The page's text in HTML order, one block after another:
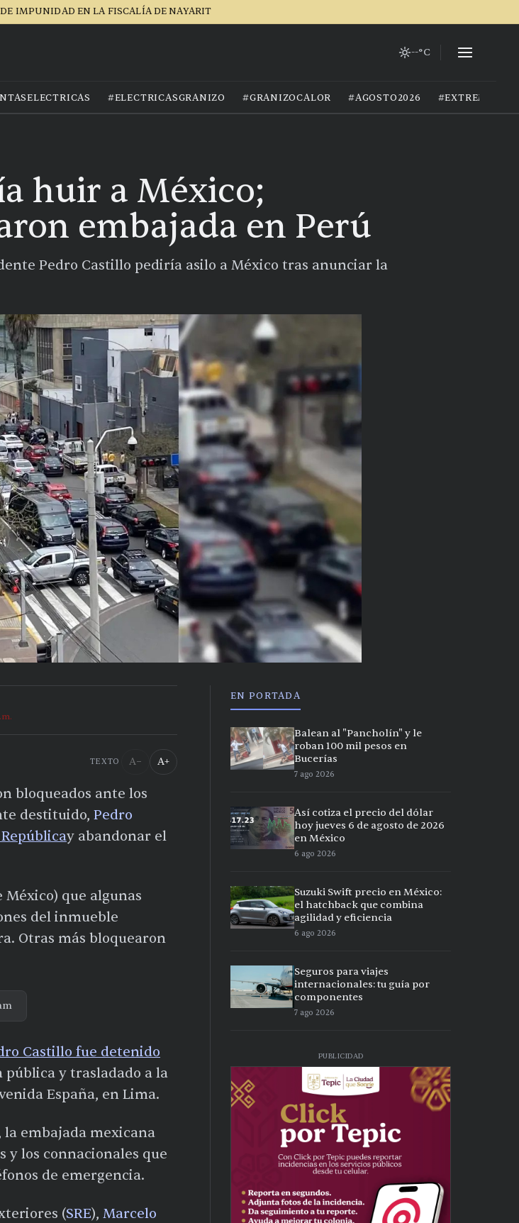
IMPUNIDAD EN LA FISCALÍA DE NAYARIT
--°C
#ELECTRICASGRANIZO #GRANIZOCALOR #AGOSTO2026
huir a México;
embajada en Perú
Pedro Castillo pediría asilo a México tras anunciar la
TEXTO A− A+
bloqueados ante los
destituido, Pedro
y abandonar el
México) que algunas
del inmueble
Otras más bloquearon
Castillo fue detenido
pública y trasladado a la
España, en Lima.
la embajada mexicana
y los connacionales que
de emergencia.
(SRE), Marcelo
EN PORTADA
Balean al "Pancholín" y le
roban 100 mil pesos en
Bucerías
7 ago 2026
Así cotiza el precio del dólar
hoy jueves 6 de agosto de 2026
en México
6 ago 2026
Suzuki Swift precio en México:
el hatchback que combina
agilidad y eficiencia
6 ago 2026
Seguros para viajes
internacionales: tu guía por
componentes
7 ago 2026
PUBLICIDAD